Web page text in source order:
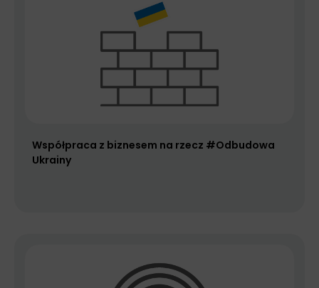
Współpraca z biznesem na rzecz #Odbudowa
Ukrainy